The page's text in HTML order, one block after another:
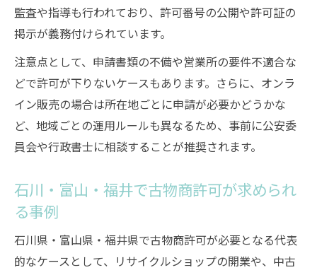
監査や指導も行われており、許可番号の公開や許可証の
掲示が義務付けられています。
注意点として、申請書類の不備や営業所の要件不適合な
どで許可が下りないケースもあります。さらに、オンラ
イン販売の場合は所在地ごとに申請が必要かどうかな
ど、地域ごとの運用ルールも異なるため、事前に公安委
員会や行政書士に相談することが推奨されます。
石川・富山・福井で古物商許可が求められ
る事例
石川県・富山県・福井県で古物商許可が必要となる代表
的なケースとして、リサイクルショップの開業や、中古